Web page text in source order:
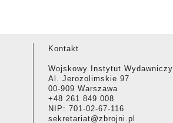
Kontakt
Wojskowy Instytut Wydawniczy
Al. Jerozolimskie 97
00-909 Warszawa
+48 261 849 008
NIP: 701-02-67-116
sekretariat@zbrojni.pl